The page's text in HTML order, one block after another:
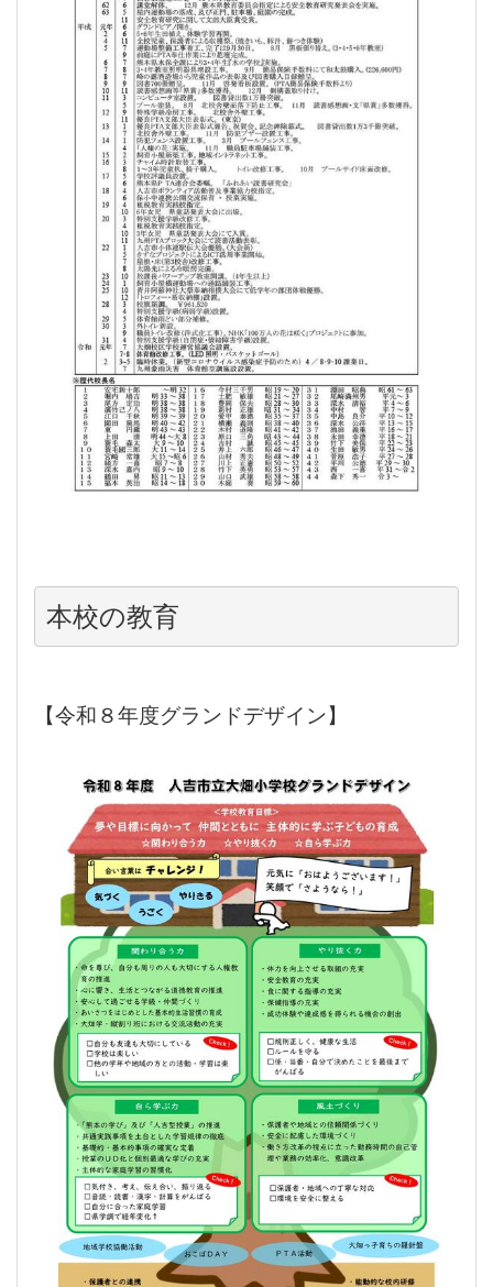
本校の教育
【令和８年度グランドデザイン】